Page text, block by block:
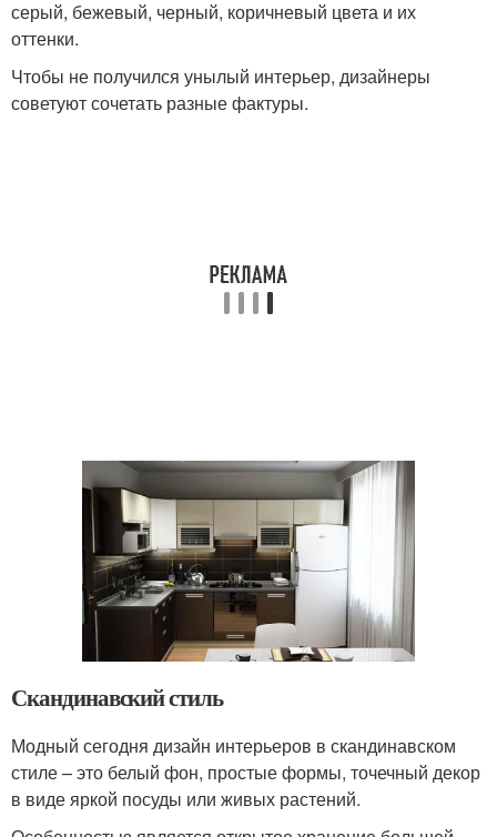
серый, бежевый, черный, коричневый цвета и их
оттенки.
Чтобы не получился унылый интерьер, дизайнеры
советуют сочетать разные фактуры.
Скандинавский стиль
Модный сегодня дизайн интерьеров в скандинавском
стиле – это белый фон, простые формы, точечный декор
в виде яркой посуды или живых растений.